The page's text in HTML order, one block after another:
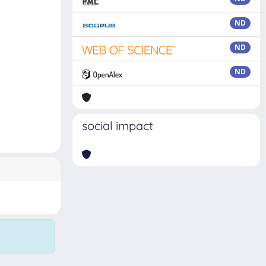
ND
ND
ND
social impact